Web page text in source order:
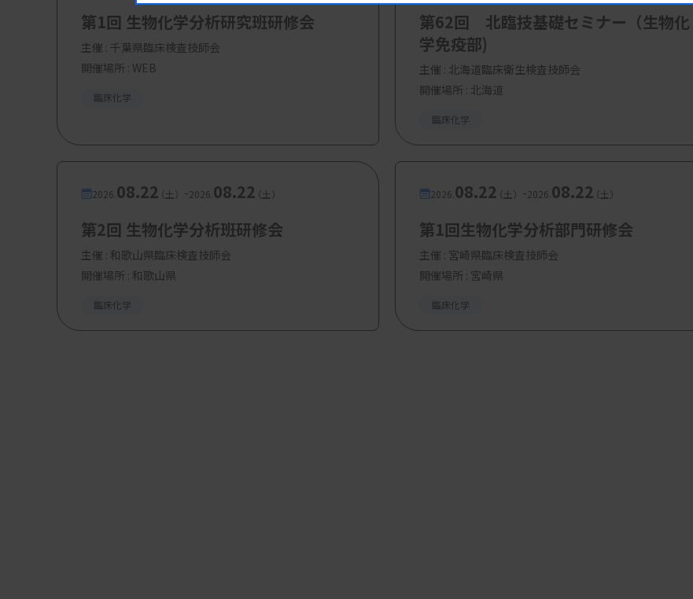
・定 員：90名
・対 象：日臨技会員かつ山臨技会員もしくは学生、山臨技賛助会員
第1回 生物化学分析研究班研修会
主催 : 千葉県臨床検査技師会
開催場所 : WEB
臨床化学
第62回 北臨技基礎セミナー（生物化
学免疫部)
主催 : 北海道臨床衛生検査技師会
開催場所 : 北海道
臨床化学
2026. 08.22（土） -2026. 08.22（土）
第2回 生物化学分析班研修会
主催 : 和歌山県臨床検査技師会
開催場所 : 和歌山県
臨床化学
2026. 08.22（土） -2026. 08.22（土）
第1回生物化学分析部門研修会
主催 : 宮崎県臨床検査技師会
開催場所 : 宮崎県
臨床化学